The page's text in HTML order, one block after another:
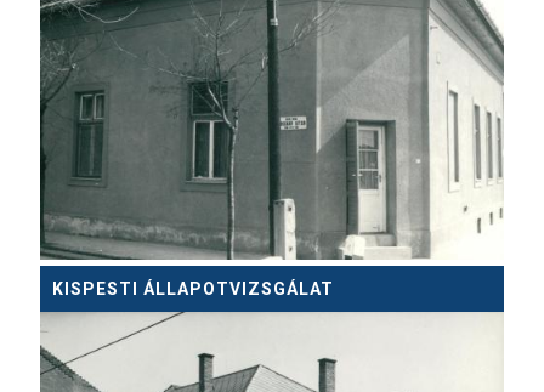
KISPESTI ÁLLAPOTVIZSGÁLAT